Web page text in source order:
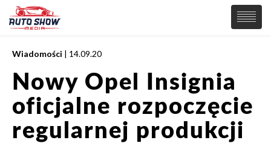
PREMIERY
SAMOCHODY
Wiadomości
Supersamochody
Samochody Koncepcyjne
MOTORSPORT
Wiadomości | 14.09.20
Nowy Opel Insignia
oficjalne rozpoczęcie
regularnej produkcji